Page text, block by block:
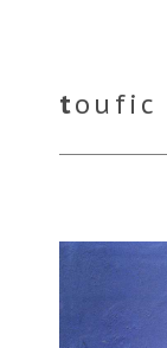
toufic